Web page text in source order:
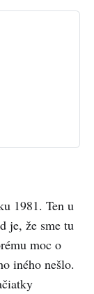
1981. Ten u
je, že sme tu
moc o
iného nešlo.